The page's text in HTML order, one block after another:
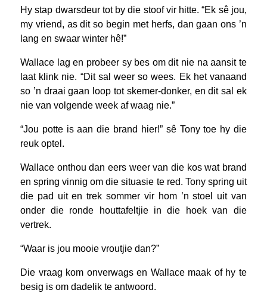
Hy stap dwarsdeur tot by die stoof vir hitte. “Ek sê jou,
my vriend, as dit so begin met herfs, dan gaan ons ’n
lang en swaar winter hê!”
Wallace lag en probeer sy bes om dit nie na aansit te
laat klink nie. “Dit sal weer so wees. Ek het vanaand
so ’n draai gaan loop tot skemer-donker, en dit sal ek
nie van volgende week af waag nie.”
“Jou potte is aan die brand hier!” sê Tony toe hy die
reuk optel.
Wallace onthou dan eers weer van die kos wat brand
en spring vinnig om die situasie te red. Tony spring uit
die pad uit en trek sommer vir hom ’n stoel uit van
onder die ronde houttafeltjie in die hoek van die
vertrek.
“Waar is jou mooie vroutjie dan?”
Die vraag kom onverwags en Wallace maak of hy te
besig is om dadelik te antwoord.